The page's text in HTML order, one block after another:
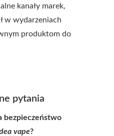
kanały marek,
w wydarzeniach
produktom do
pytania
bezpieczeństwo
vape?